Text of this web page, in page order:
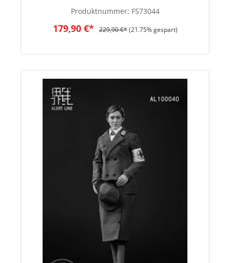
Produktnummer: FS73044
179,90 €* 229,90 €* (21.75% gespart)